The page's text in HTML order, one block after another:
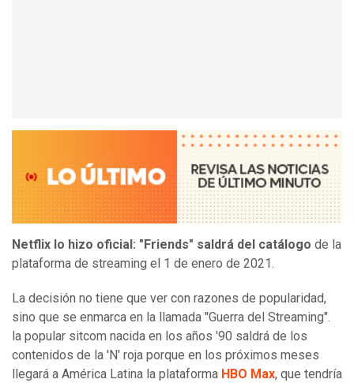
Netflix lo hizo oficial: "Friends" saldrá del catálogo de la
plataforma de streaming el 1 de enero de 2021.
La decisión no tiene que ver con razones de popularidad,
sino que se enmarca en la llamada "Guerra del Streaming".
la popular sitcom nacida en los años '90 saldrá de los
contenidos de la 'N' roja porque en los próximos meses
llegará a América Latina la plataforma HBO Max, que tendría